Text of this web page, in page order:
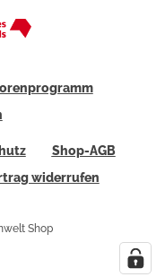
Shop-AGB
widerrufen
Shop